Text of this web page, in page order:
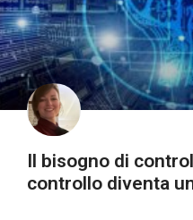
Il bisogno di
controllo diventa